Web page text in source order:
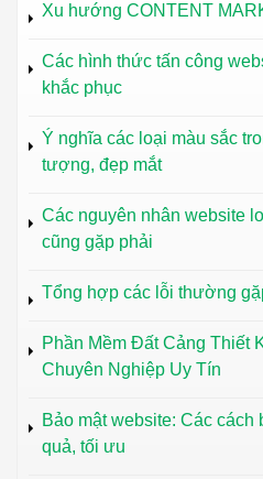
Xu hướng CONTENT
Các hình thức tấn công
khắc phục
Ý nghĩa các loại màu sắc
tượng, đẹp mắt
Các nguyên nhân website
cũng gặp phải
Tổng hợp các lỗi thường
Phần Mềm Đất Cảng Thiết
Chuyên Nghiệp Uy Tín
Bảo mật website: Các cách
quả, tối ưu